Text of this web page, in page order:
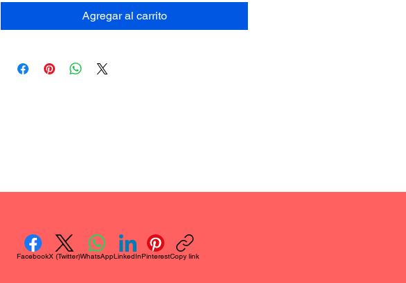
Agregar al carrito
FacebookX (Twitter)WhatsAppLinkedInPinterestCopy link